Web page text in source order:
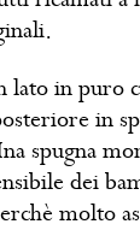
lato in puro
in
spugna
dei
molto